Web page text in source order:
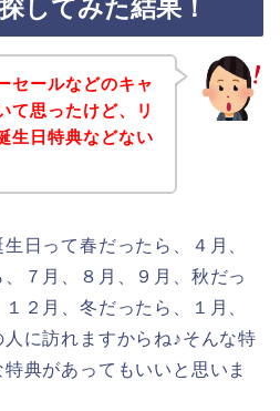
してみた結果！
セールなどのキャ
て思ったけど、リ
生日特典などない
日って春だったら、４月、
７月、８月、９月、秋だっ
２月、冬だったら、１月、
に訪れますからね♪そんな特
典があってもいいと思いま